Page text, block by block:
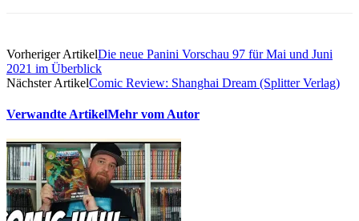
Vorheriger ArtikelDie neue Panini Vorschau 97 für Mai und Juni
2021 im Überblick
Nächster ArtikelComic Review: Shanghai Dream (Splitter Verlag)
Verwandte ArtikelMehr vom Autor